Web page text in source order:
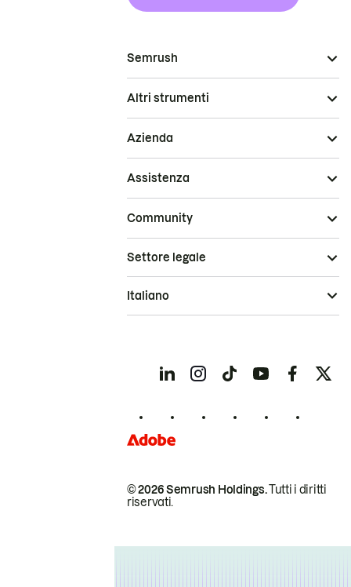
Semrush
Altri strumenti
Azienda
Assistenza
Community
© 2026 Semrush Holdings.Tutti i diritti
riservati.
Settore legale
Italiano